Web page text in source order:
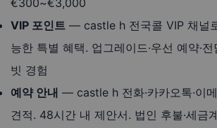
€300~€3,000
VIP 포인트 — castle h 전국콜 VIP 채널
능한 특별 혜택. 업그레이드·우선 예약·전
빗 경험
예약 안내 — castle h 전화·카카오톡·이
견적. 48시간 내 제안서. 법인 후불·세금